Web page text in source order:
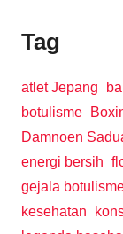
Tag
atlet Jepang
botulisme
Damnoen
energi bersih
gejala
kesehatan